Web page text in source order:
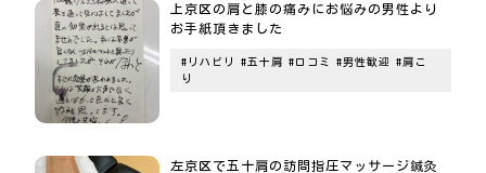
上京区の肩と膝の痛みにお悩みの男性より
お手紙頂きました
#リハビリ #五十肩 #口コミ #男性歓迎
#肩こ
り
左京区で五十肩の訪問指圧マッサージ鍼灸